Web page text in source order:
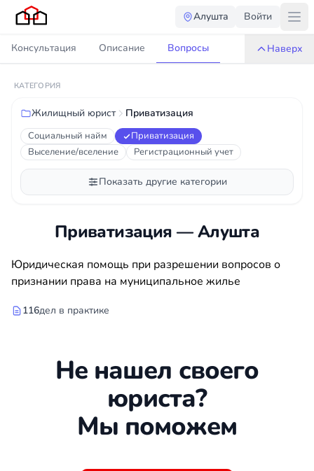
Алушта Войти
Консультация Описание Вопросы Наверх
КАТЕГОРИЯ
Жилищный юрист Приватизация
Социальный найм
Приватизация
Выселение/вселение
Регистрационный учет
Показать другие категории
Приватизация — Алушта
Юридическая помощь при разрешении вопросов о
признании права на муниципальное жилье
116дел в практике
Не нашел своего
юриста?
Мы поможем